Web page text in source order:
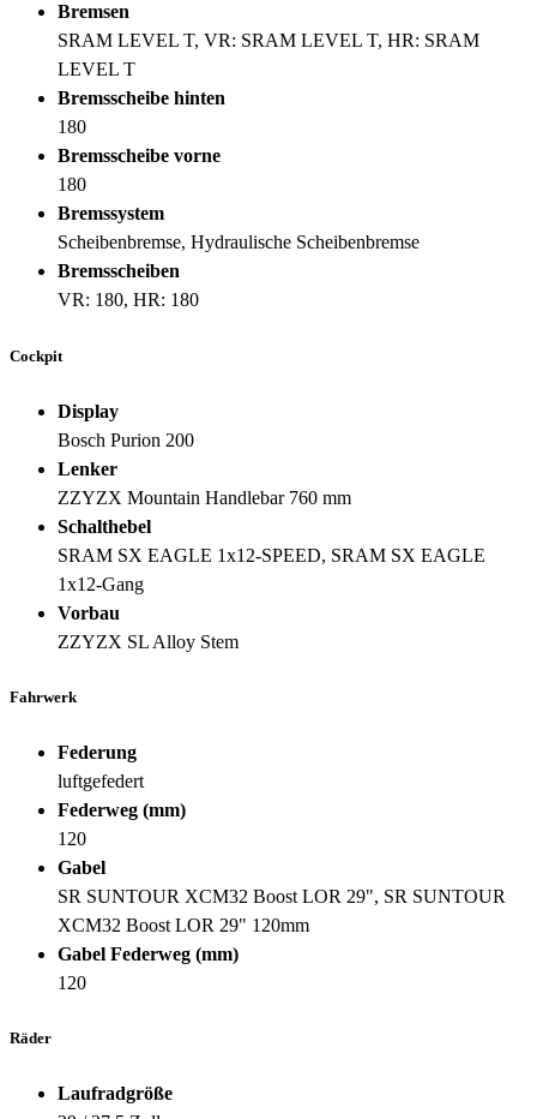
Bremsen
SRAM LEVEL T, VR: SRAM LEVEL T, HR: SRAM
LEVEL T
Bremsscheibe hinten
180
Bremsscheibe vorne
180
Bremssystem
Scheibenbremse, Hydraulische Scheibenbremse
Bremsscheiben
VR: 180, HR: 180
Cockpit
Display
Bosch Purion 200
Lenker
ZZYZX Mountain Handlebar 760 mm
Schalthebel
SRAM SX EAGLE 1x12-SPEED, SRAM SX EAGLE
1x12-Gang
Vorbau
ZZYZX SL Alloy Stem
Fahrwerk
Federung
luftgefedert
Federweg (mm)
120
Gabel
SR SUNTOUR XCM32 Boost LOR 29", SR SUNTOUR
XCM32 Boost LOR 29" 120mm
Gabel Federweg (mm)
120
Räder
Laufradgröße